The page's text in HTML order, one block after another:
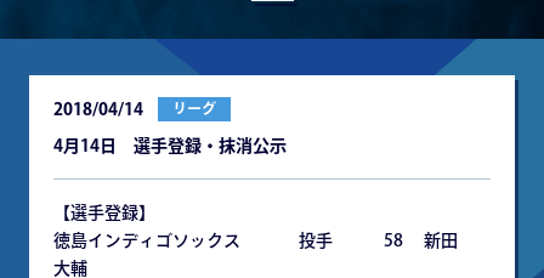
2018/04/14 リーグ
4月14日 選手登録・抹消公示
【選手登録】
徳島インディゴソックス 投手 58 新田
大輔